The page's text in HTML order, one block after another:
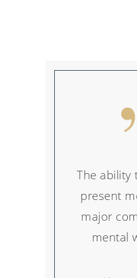
The ability
present
major
mental